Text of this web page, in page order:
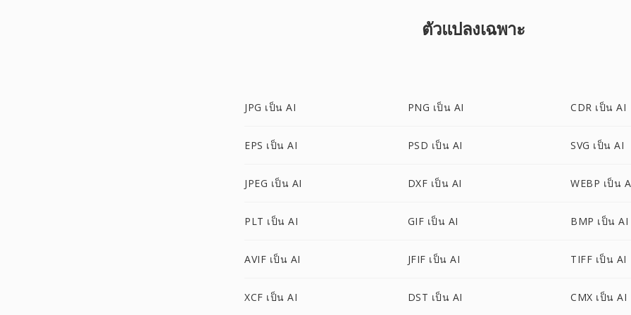
ตัวแปลงเฉพาะ
JPG เป็น AI PNG เป็น AI CDR เป็น AI
EPS เป็น AI PSD เป็น AI SVG เป็น AI
JPEG เป็น AI DXF เป็น AI WEBP เป็น
PLT เป็น AI GIF เป็น AI BMP เป็น AI
AVIF เป็น AI JFIF เป็น AI TIFF เป็น AI
XCF เป็น AI DST เป็น AI CMX เป็น AI